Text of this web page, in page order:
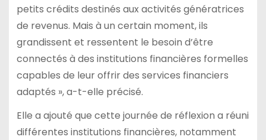
petits crédits destinés aux activités génératrices
de revenus. Mais à un certain moment, ils
grandissent et ressentent le besoin d’être
connectés à des institutions financières formelles
capables de leur offrir des services financiers
adaptés », a-t-elle précisé.
Elle a ajouté que cette journée de réflexion a réuni
différentes institutions financières, notamment